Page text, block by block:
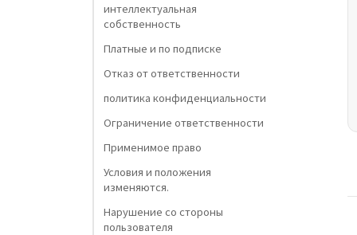
интеллектуальная
собственность
Платные и по подписке
Отказ от ответственности
политика конфиденциальности
Ограничение ответственности
Применимое право
Условия и положения
изменяются.
Нарушение со стороны
пользователя